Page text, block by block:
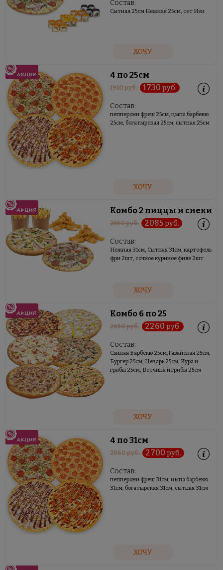
Состав:
Сытная 25см Нежная 25см, сет Изи
ХОЧУ
4 по 25см
1910руб. 1730 руб.
Состав:
пепперони фреш 25см, цыпа барбекю
25см, богатырская 25см, сытная 25см
ХОЧУ
Комбо 2 пиццы и снеки
2450руб. 2085руб.
Состав:
Нежная 31см, Сытная 31см, картофель
фри 2шт, сочное куриное филе 2шт
ХОЧУ
Комбо 6 по 25
2650руб. 2260 руб.
Состав:
Свиная Барбекю 25см,Гавайская 25см,
Бургер 25см, Цезарь 25см, Кура и
грибы 25см, Ветчина и грибы 25см
ХОЧУ
4 по 31см
2960руб. 2700 руб.
Состав:
пепперони фреш 31см, цыпа барбекю
31см, богатырская 31см, сытная 31см
ХОЧУ